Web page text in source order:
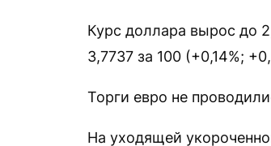
Курс доллара вырос до
3,7737 за 100 (+0,14%;
Торги евро не
На уходящей